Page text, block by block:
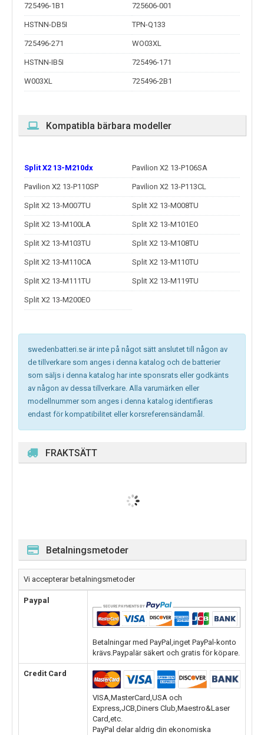
725496-1B1 725606-001
HSTNN-DB5I TPN-Q133
725496-271 WO03XL
HSTNN-IB5I 725496-171
W003XL 725496-2B1
Kompatibla bärbara modeller
Split X2 13-M210dx Pavilion X2 13-P106SA
Pavilion X2 13-P110SP Pavilion X2 13-P113CL
Split X2 13-M007TU Split X2 13-M008TU
Split X2 13-M100LA Split X2 13-M101EO
Split X2 13-M103TU Split X2 13-M108TU
Split X2 13-M110CA Split X2 13-M110TU
Split X2 13-M111TU Split X2 13-M119TU
Split X2 13-M200EO
swedenbatteri.se är inte på något sätt anslutet till någon av
de tillverkare som anges i denna katalog och de batterier
som säljs i denna katalog har inte sponsrats eller godkänts
av någon av dessa tillverkare. Alla varumärken eller
modellnummer som anges i denna katalog identifieras
endast för kompatibilitet eller korsreferensändamål.
FRAKTSÄTT
Betalningsmetoder
Vi accepterar betalningsmetoder
Paypal
Betalningar med PayPal,inget PayPal-konto
krävs.Paypalär säkert och gratis för köpare.
Credit Card
VISA,MasterCard,USA och
Express,JCB,Diners Club,Maestro&Laser
Card,etc.
PayPal delar aldrig din ekonomiska